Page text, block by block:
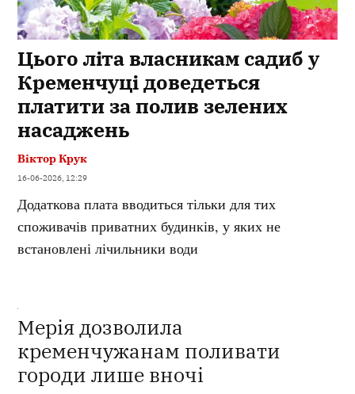
Цього літа власникам садиб у
Кременчуці доведеться
платити за полив зелених
насаджень
Віктор Крук
16-06-2026, 12:29
Додаткова плата вводиться тільки для тих
споживачів приватних будинків, у яких не
встановлені лічильники води
Мерія дозволила
кременчужанам поливати
городи лише вночі